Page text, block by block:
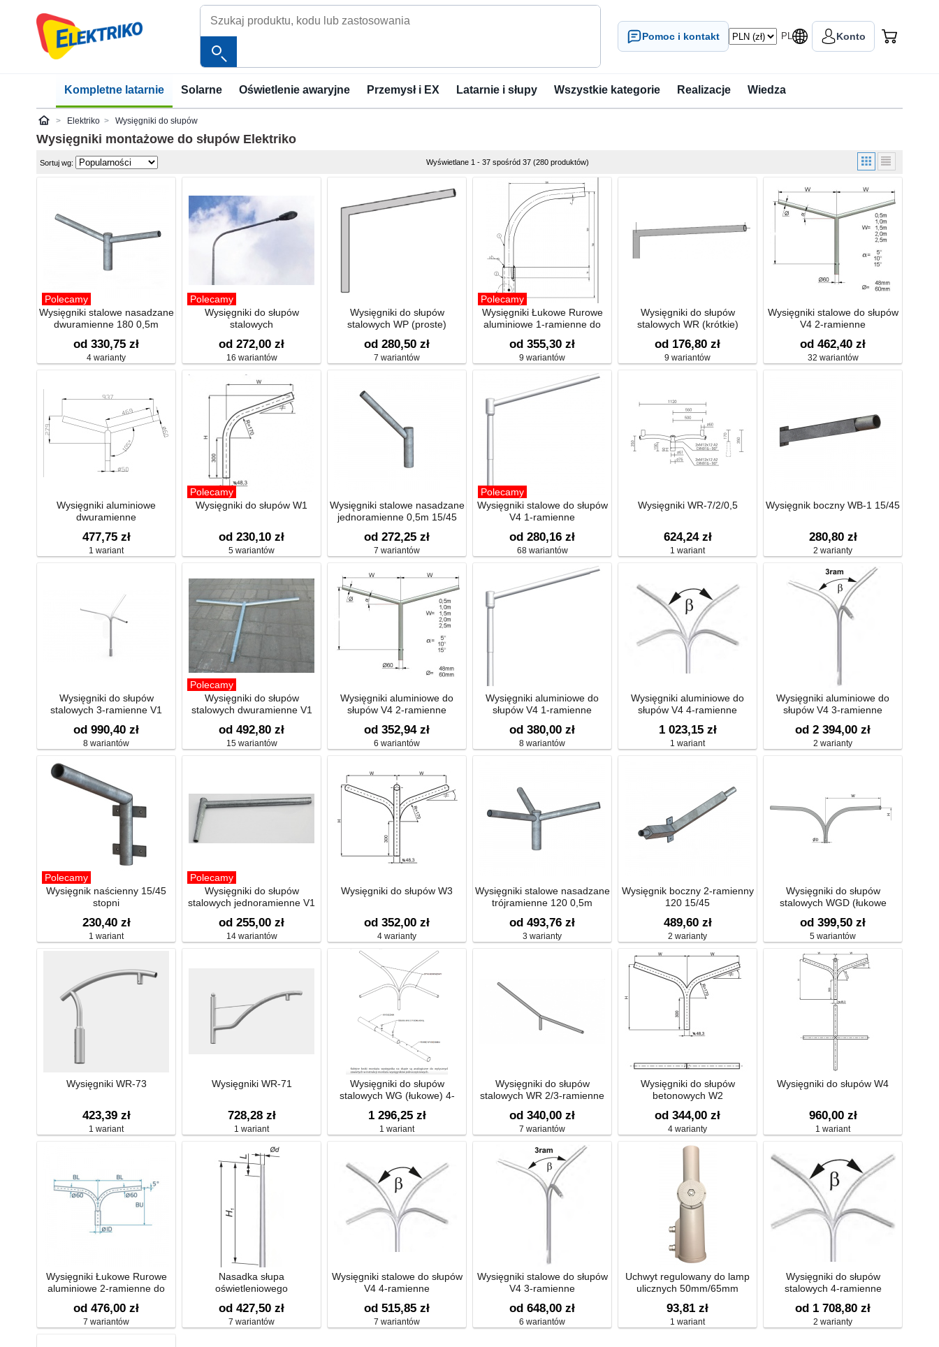
Pomoc i kontakt PL Konto
Kompletne latarnie Solarne Oświetlenie awaryjne Przemysł i EX Latarnie i słupy Wszystkie kategorie Realizacje Wiedza
ElektrikoElektriko Wysięgniki do słupów
Wysięgniki montażowe do słupów Elektriko
Sortuj wg: Wyświetlane 1 - 37 spośród 37 (280 produktów)
Polecamy
Wysięgniki stalowe nasadzane
dwuramienne 180 0,5m
od 330,75 zł
4 warianty
Polecamy
Wysięgniki do słupów
stalowych
od 272,00 zł
16 wariantów
Wysięgniki do słupów
stalowych WP (proste)
od 280,50 zł
7 wariantów
Polecamy
Wysięgniki Łukowe Rurowe
aluminiowe 1-ramienne do
od 355,30 zł
9 wariantów
Wysięgniki do słupów
stalowych WR (krótkie)
od 176,80 zł
9 wariantów
Wysięgniki stalowe do słupów
V4 2-ramienne
od 462,40 zł
32 wariantów
Wysięgniki aluminiowe
dwuramienne
477,75 zł
1 wariant
Polecamy
Wysięgniki do słupów W1
od 230,10 zł
5 wariantów
Wysięgniki stalowe nasadzane
jednoramienne 0,5m 15/45
od 272,25 zł
7 wariantów
Polecamy
Wysięgniki stalowe do słupów
V4 1-ramienne
od 280,16 zł
68 wariantów
Wysięgniki WR-7/2/0,5
624,24 zł
1 wariant
Wysięgnik boczny WB-1 15/45
280,80 zł
2 warianty
Wysięgniki do słupów
stalowych 3-ramienne V1
od 990,40 zł
8 wariantów
Polecamy
Wysięgniki do słupów
stalowych dwuramienne V1
od 492,80 zł
15 wariantów
Wysięgniki aluminiowe do
słupów V4 2-ramienne
od 352,94 zł
6 wariantów
Wysięgniki aluminiowe do
słupów V4 1-ramienne
od 380,00 zł
8 wariantów
Wysięgniki aluminiowe do
słupów V4 4-ramienne
1 023,15 zł
1 wariant
Wysięgniki aluminiowe do
słupów V4 3-ramienne
od 2 394,00 zł
2 warianty
Polecamy
Wysięgnik naścienny 15/45
stopni
230,40 zł
1 wariant
Polecamy
Wysięgniki do słupów
stalowych jednoramienne V1
od 255,00 zł
14 wariantów
Wysięgniki do słupów W3
od 352,00 zł
4 warianty
Wysięgniki stalowe nasadzane
trójramienne 120 0,5m
od 493,76 zł
3 warianty
Wysięgnik boczny 2-ramienny
120 15/45
489,60 zł
2 warianty
Wysięgniki do słupów
stalowych WGD (łukowe
od 399,50 zł
5 wariantów
Wysięgniki WR-73
423,39 zł
1 wariant
Wysięgniki WR-71
728,28 zł
1 wariant
Wysięgniki do słupów
stalowych WG (łukowe) 4-
1 296,25 zł
1 wariant
Wysięgniki do słupów
stalowych WR 2/3-ramienne
od 340,00 zł
7 wariantów
Wysięgniki do słupów
betonowych W2
od 344,00 zł
4 warianty
Wysięgniki do słupów W4
960,00 zł
1 wariant
Wysięgniki Łukowe Rurowe
aluminiowe 2-ramienne do
od 476,00 zł
7 wariantów
Nasadka słupa
oświetleniowego
od 427,50 zł
7 wariantów
Wysięgniki stalowe do słupów
V4 4-ramienne
od 515,85 zł
7 wariantów
Wysięgniki stalowe do słupów
V4 3-ramienne
od 648,00 zł
6 wariantów
Uchwyt regulowany do lamp
ulicznych 50mm/65mm
93,81 zł
1 wariant
Wysięgniki do słupów
stalowych 4-ramienne
od 1 708,80 zł
2 warianty